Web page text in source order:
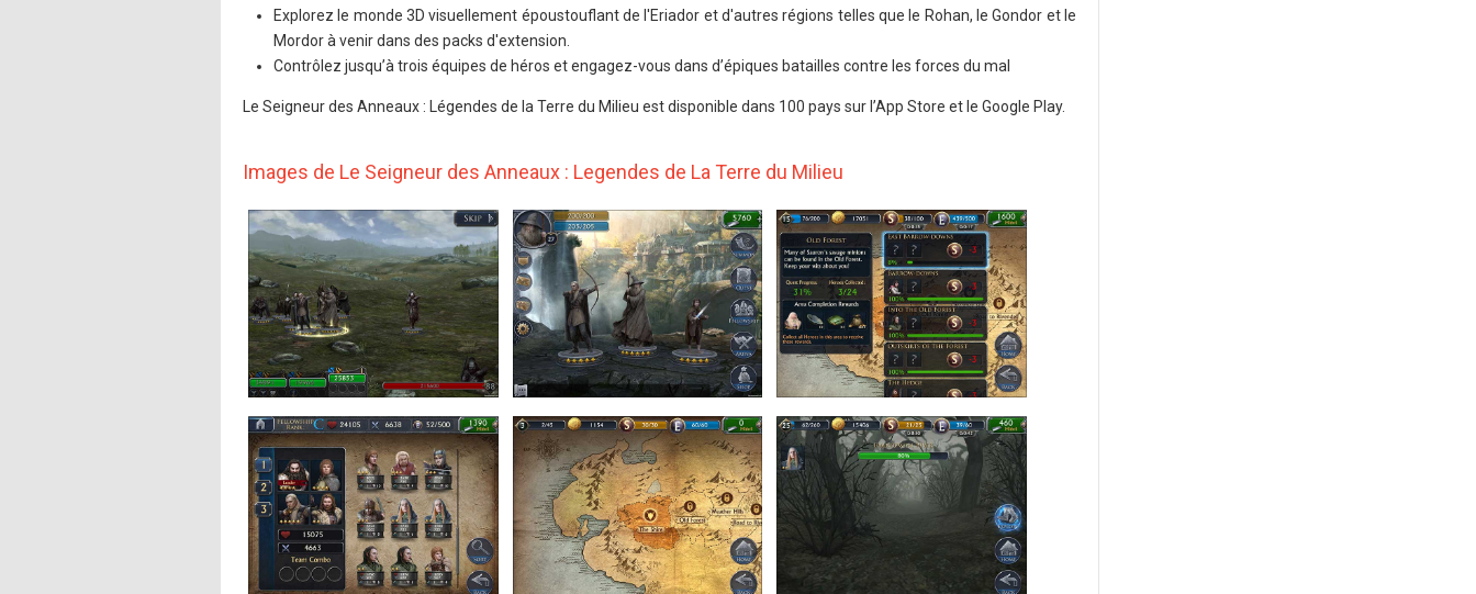
Explorez le monde 3D visuellement époustouflant de l'Eriador et d'autres régions telles que le Rohan, le Gondor et le
Mordor à venir dans des packs d'extension.
Contrôlez jusqu’à trois équipes de héros et engagez-vous dans d’épiques batailles contre les forces du mal
Le Seigneur des Anneaux : Légendes de la Terre du Milieu est disponible dans 100 pays sur l’App Store et le Google Play.
Images de Le Seigneur des Anneaux : Legendes de La Terre du Milieu